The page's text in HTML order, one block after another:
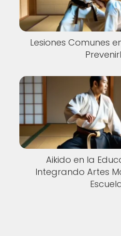
Lesiones Comunes
Aikido en la
Integrando Artes